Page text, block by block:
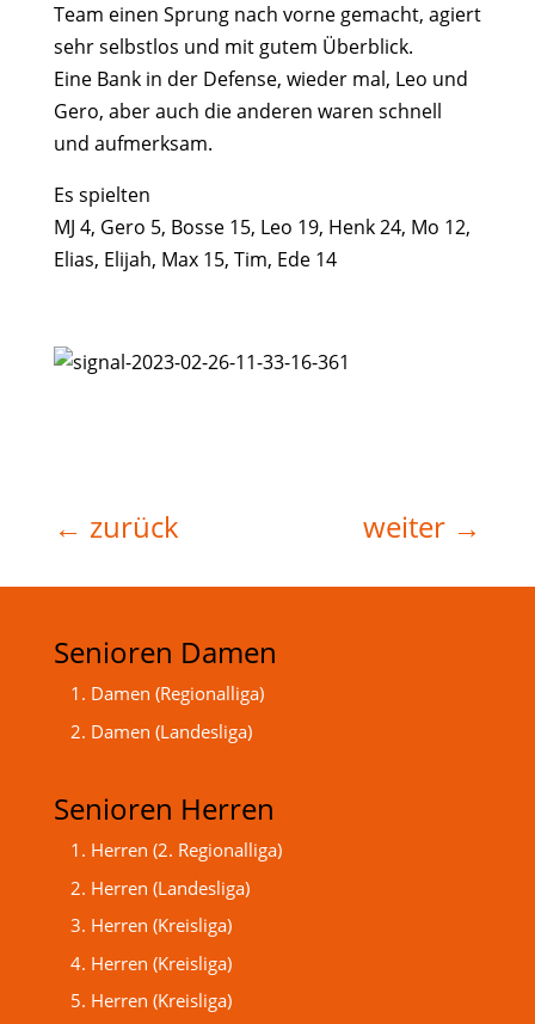
Team einen Sprung nach vorne gemacht, agiert
sehr selbstlos und mit gutem Überblick.
Eine Bank in der Defense, wieder mal, Leo und
Gero, aber auch die anderen waren schnell
und aufmerksam.
Es spielten
MJ 4, Gero 5, Bosse 15, Leo 19, Henk 24, Mo 12,
Elias, Elijah, Max 15, Tim, Ede 14
← zurück weiter →
Senioren Damen
1. Damen (Regionalliga)
2. Damen (Landesliga)
Senioren Herren
1. Herren (2. Regionalliga)
2. Herren (Landesliga)
3. Herren (Kreisliga)
4. Herren (Kreisliga)
5. Herren (Kreisliga)